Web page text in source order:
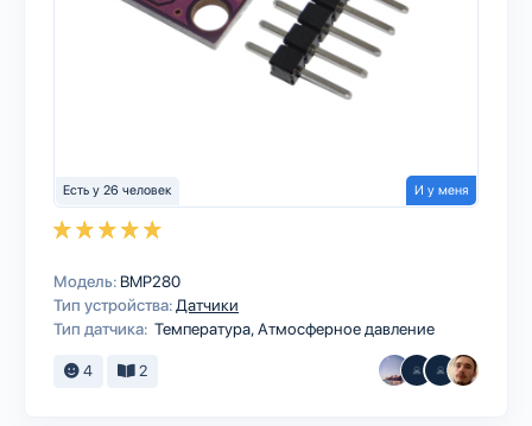
Есть у 26 человек И у меня
Модель: BMP280
Тип устройства: Датчики
Тип датчика: Температура, Атмосферное давление
4 2